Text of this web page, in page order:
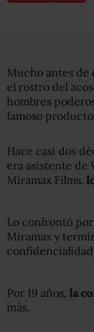
Mucho antes de
el rostro del
hombres
famoso
Hace casi dos
era asistente de
Miramax Films,
Lo confrontó
Miramax y
confidencialidad
Por 19 años, la
más.